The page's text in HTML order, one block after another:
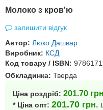
Молоко з кров'ю
залишити відгук
Автор: Люко Дашвар
Виробник: КСД
Код товару / ISBN:
Обкладинка: Тверда
Ціна роздріб: 201.70
* Ціна опт: 201.70 грн.